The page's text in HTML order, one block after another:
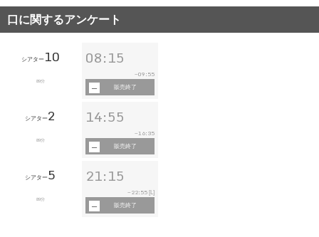
口に関するアンケート
シアター10
89分
08:15
~09:55
販売終了
シアター2
89分
14:55
~16:35
販売終了
シアター5
89分
21:15
~ 22:55 [L]
販売終了